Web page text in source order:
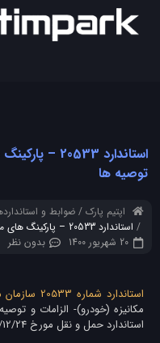
استاندارد
توصیه ها
اپتیم پارک
ضوابط و
استاندارد 20533 – پارکینگ های مکانیزه (خودرو) – الزامات و توصیه ها
20 شهریور 1400
بدون نظر
استاندارد شماره 20533 سازمان ملی استاندارد ایران
مكانيزه (خودرو)- الزامات و
استاندارد حمل و نقل مورخ 1394/12/24 مورد تصويب قرار گرفته است.